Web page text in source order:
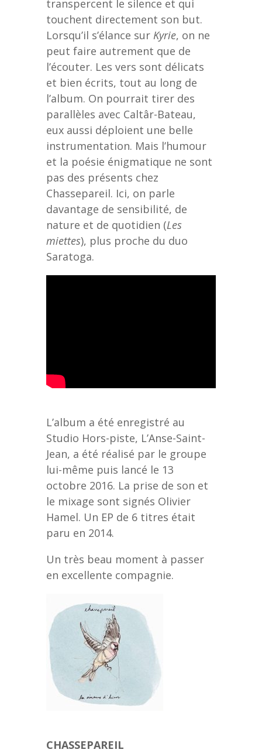
transpercent le silence et qui
touchent directement son but.
Lorsqu’il s’élance sur Kyrie, on ne
peut faire autrement que de
l’écouter. Les vers sont délicats
et bien écrits, tout au long de
l’album. On pourrait tirer des
parallèles avec Caltâr-Bateau,
eux aussi déploient une belle
instrumentation. Mais l’humour
et la poésie énigmatique ne sont
pas des présents chez
Chassepareil. Ici, on parle
davantage de sensibilité, de
nature et de quotidien (Les
miettes), plus proche du duo
Saratoga.
L’album a été enregistré au
Studio Hors-piste, L’Anse-Saint-
Jean, a été réalisé par le groupe
lui-même puis lancé le 13
octobre 2016. La prise de son et
le mixage sont signés Olivier
Hamel. Un EP de 6 titres était
paru en 2014.
Un très beau moment à passer
en excellente compagnie.
CHASSEPAREIL